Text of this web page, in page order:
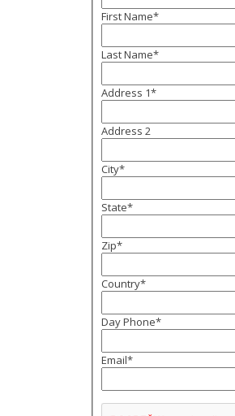
First Name*
Last Name*
Address 1*
Address 2
City*
State*
Zip*
Country*
Day Phone*
Email*